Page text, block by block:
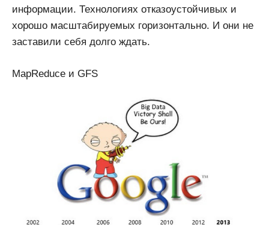
информации. Технологиях отказоустойчивых и
хорошо масштабируемых горизонтально. И они не
заставили себя долго ждать.
MapReduce и GFS